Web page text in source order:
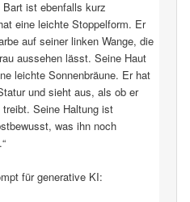
ist ebenfalls kurz
eine leichte Stoppelform. Er
auf seiner linken Wange, die
aussehen lässt. Seine Haut
leichte Sonnenbräune. Er hat
und sieht aus, als ob er
Seine Haltung ist
was ihn noch
für generative KI: